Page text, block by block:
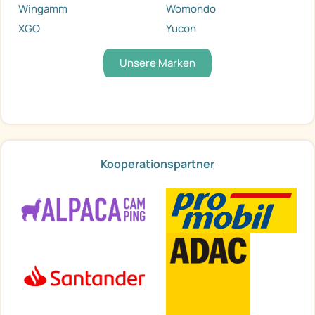
Wingamm
Womondo
XGO
Yucon
Unsere Marken
Kooperationspartner